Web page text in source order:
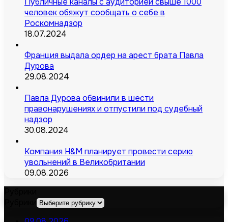
человек обяжут сообщать о себе в
Роскомнадзор
18.07.2024
Франция выдала ордер на арест брата Павла
Дурова
29.08.2024
Павла Дурова обвинили в шести
правонарушениях и отпустили под судебный
надзор
30.08.2024
Компания H&M планирует провести серию
увольнений в Великобритании
09.08.2026